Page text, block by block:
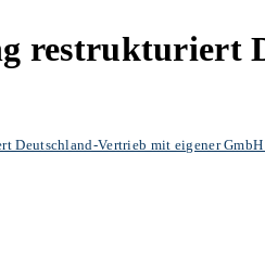
restrukturiert
Deutschland-Vertrieb mit eigener GmbH